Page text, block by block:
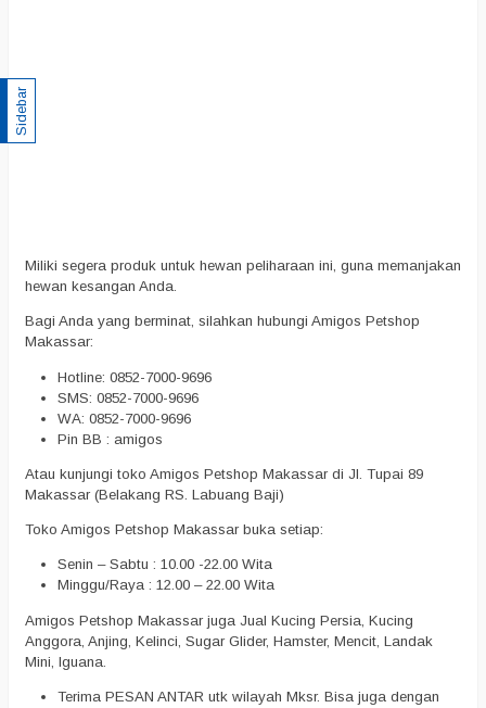
Miliki segera produk untuk hewan peliharaan ini, guna memanjakan
hewan kesangan Anda.
Bagi Anda yang berminat, silahkan hubungi Amigos Petshop
Makassar:
Hotline: 0852-7000-9696
SMS: 0852-7000-9696
WA: 0852-7000-9696
Pin BB : amigos
Atau kunjungi toko Amigos Petshop Makassar di Jl. Tupai 89
Makassar (Belakang RS. Labuang Baji)
Toko Amigos Petshop Makassar buka setiap:
Senin – Sabtu : 10.00 -22.00 Wita
Minggu/Raya : 12.00 – 22.00 Wita
Amigos Petshop Makassar juga Jual Kucing Persia, Kucing
Anggora, Anjing, Kelinci, Sugar Glider, Hamster, Mencit, Landak
Mini, Iguana.
Terima PESAN ANTAR utk wilayah Mksr. Bisa juga dengan
Sidebar